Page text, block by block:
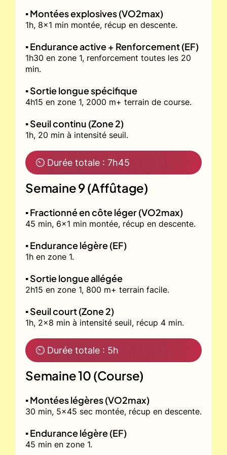
▪️ Montées explosives (VO2max)
1h, 8x1 min montée, récup en descente.
▪️ Endurance active + Renforcement (EF)
1h30 en zone 1, renforcement toutes les 20
min.
▪️ Sortie longue spécifique
4h15 en zone 1, 2000 m+ terrain de course.
▪️ Seuil continu (Zone 2)
1h, 20 min à intensité seuil.
⏲ Durée totale : 7h45
Semaine 9 (Affûtage)
▪️ Fractionné en côte léger (VO2max)
45 min, 6x1 min montée, récup en descente.
▪️ Endurance légère (EF)
1h en zone 1.
▪️ Sortie longue allégée
2h15 en zone 1, 800 m+ terrain facile.
▪️ Seuil court (Zone 2)
1h, 2x8 min à intensité seuil, récup 4 min.
⏲ Durée totale : 5h
Semaine 10 (Course)
▪️ Montées légères (VO2max)
30 min, 5x45 sec montée, récup en descente.
▪️ Endurance légère (EF)
45 min en zone 1.